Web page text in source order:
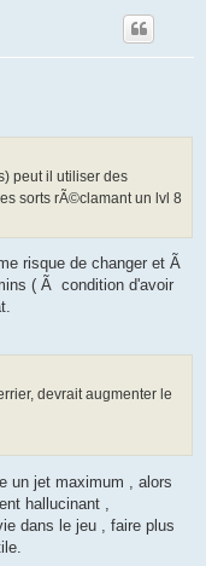
peut il utiliser des
sorts rÃ©clamant un lvl 8
risque de changer et Ã
( Ã condition d'avoir
devrait augmenter le
un jet maximum , alors
hallucinant ,
dans le jeu , faire plus